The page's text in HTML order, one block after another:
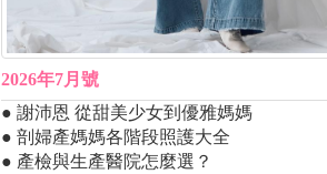
2026年7月號
● 謝沛恩 從甜美少女到優雅媽媽
● 剖婦產媽媽各階段照護大全
● 產檢與生產醫院怎麼選？